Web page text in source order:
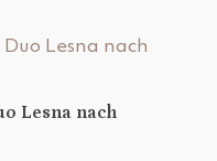
Lesna nach